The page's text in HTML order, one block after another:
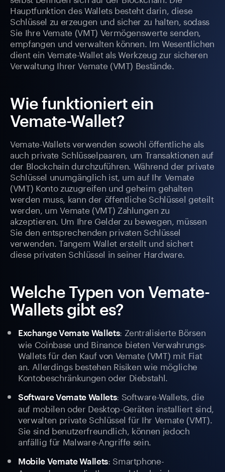
Hauptfunktion des Wallets besteht darin, diese
Schlüssel zu erzeugen und sicher zu halten, sodass
Sie Ihre Vemate (VMT) Vermögenswerte senden,
empfangen und verwalten können. Im Wesentlichen
dient ein Vemate-Wallet als Werkzeug zur sicheren
Verwaltung Ihrer Vemate (VMT) Bestände.
Wie funktioniert ein
Vemate-Wallet?
Vemate-Wallets verwenden sowohl öffentliche als
auch private Schlüsselpaaren, um Transaktionen auf
der Blockchain durchzuführen. Während der private
Schlüssel unumgänglich ist, um auf Ihr Vemate
(VMT) Konto zuzugreifen und geheim gehalten
werden muss, kann der öffentliche Schlüssel geteilt
werden, um Vemate (VMT) Zahlungen zu
akzeptieren. Um Ihre Gelder zu bewegen, müssen
Sie den entsprechenden privaten Schlüssel
verwenden. Tangem Wallet erstellt und sichert
diese privaten Schlüssel in seiner Hardware.
Welche Typen von Vemate-
Wallets gibt es?
Exchange Vemate Wallets: Zentralisierte Börsen
wie Coinbase und Binance bieten Verwahrungs-
Wallets für den Kauf von Vemate (VMT) mit Fiat
an. Allerdings bestehen Risiken wie mögliche
Kontobeschränkungen oder Diebstahl.
Software Vemate Wallets: Software-Wallets, die
auf mobilen oder Desktop-Geräten installiert sind,
verwalten private Schlüssel für Ihr Vemate (VMT).
Sie sind benutzerfreundlich, können jedoch
anfällig für Malware-Angriffe sein.
Mobile Vemate Wallets: Smartphone-